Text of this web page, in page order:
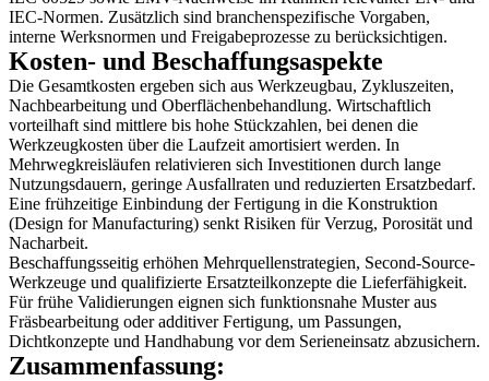
IEC-Normen. Zusätzlich sind branchenspezifische Vorgaben,
interne Werksnormen und Freigabeprozesse zu berücksichtigen.
Kosten- und Beschaffungsaspekte
Die Gesamtkosten ergeben sich aus Werkzeugbau, Zykluszeiten,
Nachbearbeitung und Oberflächenbehandlung. Wirtschaftlich
vorteilhaft sind mittlere bis hohe Stückzahlen, bei denen die
Werkzeugkosten über die Laufzeit amortisiert werden. In
Mehrwegkreisläufen relativieren sich Investitionen durch lange
Nutzungsdauern, geringe Ausfallraten und reduzierten Ersatzbedarf.
Eine frühzeitige Einbindung der Fertigung in die Konstruktion
(Design for Manufacturing) senkt Risiken für Verzug, Porosität und
Nacharbeit.
Beschaffungsseitig erhöhen Mehrquellenstrategien, Second-Source-
Werkzeuge und qualifizierte Ersatzteilkonzepte die Lieferfähigkeit.
Für frühe Validierungen eignen sich funktionsnahe Muster aus
Fräsbearbeitung oder additiver Fertigung, um Passungen,
Dichtkonzepte und Handhabung vor dem Serieneinsatz abzusichern.
Zusammenfassung: